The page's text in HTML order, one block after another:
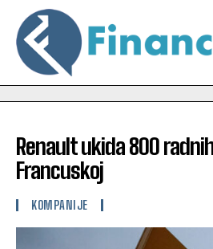
Renault ukida 800
Francuskoj
KOMPANIJE